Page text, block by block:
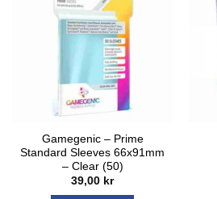
Gamegenic – Prime
Standard Sleeves 66x91mm
– Clear (50)
39,00 kr